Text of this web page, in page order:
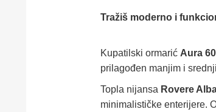
Tražiš moderno i
Kupatilski ormarić Aura
prilagođen manjim i
Topla nijansa Rovere
minimalističke enterijere.